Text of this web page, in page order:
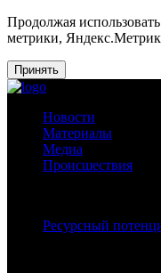
Продолжая
метрики,
Принять
Новости
Материалы
Медиа
Происшествия
Ресурсный